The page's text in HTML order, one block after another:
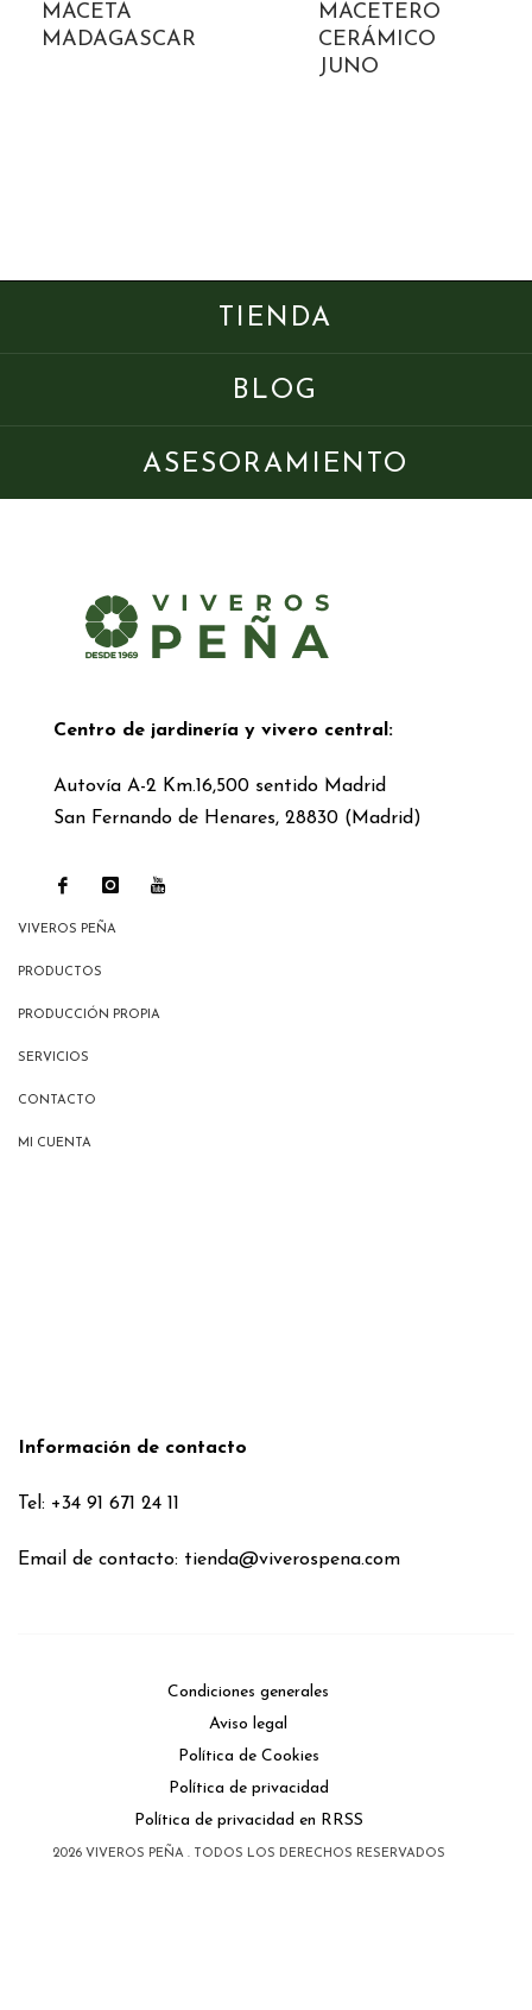
MACETA
MADAGASCAR
MACETERO
CERÁMICO
JUNO
TIENDA
BLOG
ASESORAMIENTO
Centro de jardinería y vivero central:
Autovía A-2 Km.16,500 sentido Madrid
San Fernando de Henares, 28830 (Madrid)
VIVEROS PEÑA
PRODUCTOS
PRODUCCIÓN PROPIA
SERVICIOS
CONTACTO
MI CUENTA
Información de contacto
Tel: +34 91 671 24 11
Email de contacto: tienda@viverospena.com
Condiciones generales
Aviso legal
Política de Cookies
Política de privacidad
Política de privacidad en RRSS
2026 VIVEROS PEÑA . TODOS LOS DERECHOS RESERVADOS